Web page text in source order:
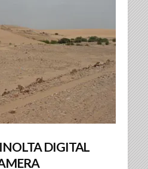
DIGITAL